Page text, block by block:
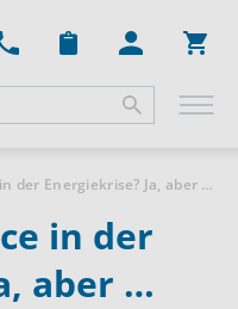
der Energiekrise? Ja, aber …
in der
aber …